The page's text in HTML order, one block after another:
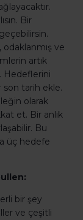
Bir
ve
artık
Hedeflerini
son tarih ekle.
olarak
et. Bir anlık
Bu
üç hedefe
bir şey
ve çeşitli